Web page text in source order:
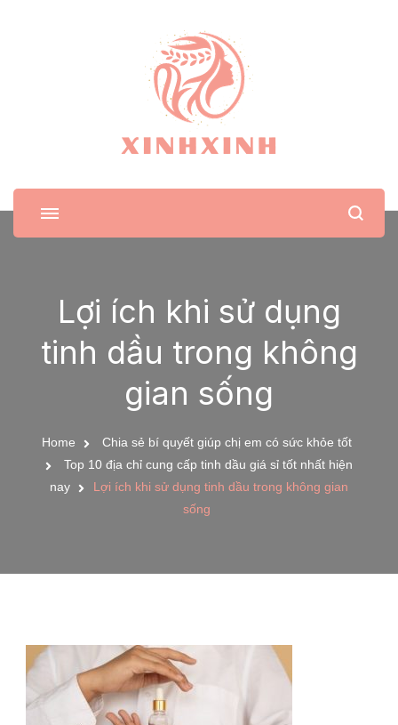
XinhXinh
Trang tin tức cho phái đẹp
Lợi ích khi sử dụng
tinh dầu trong không
gian sống
Home
Chia sẻ bí quyết giúp chị em có sức khỏe tốt
Top 10 địa chỉ cung cấp tinh dầu giá sỉ tốt nhất hiện
nay
Lợi ích khi sử dụng tinh dầu trong không gian
sống